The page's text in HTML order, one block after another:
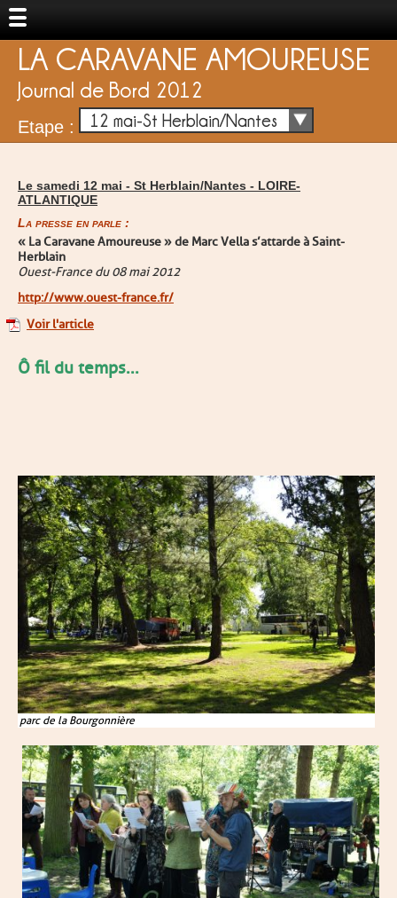
LA CARAVANE AMOUREUSE
Journal de Bord 2012
Etape : 12 mai-St Herblain/Nantes
Le samedi 12 mai - St Herblain/Nantes - LOIRE-
ATLANTIQUE
La presse en parle :
« La Caravane Amoureuse » de Marc Vella s’attarde à Saint-
Herblain
Ouest-France du 08 mai 2012
http://www.ouest-france.fr/
Voir l'article
Ô fil du temps...
parc de la Bourgonnière